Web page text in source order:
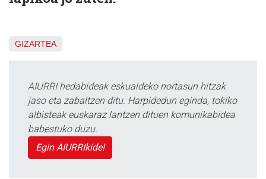
GIZARTEA
AIURRI hedabideak eskualdeko nortasun hitzak
jaso eta zabaltzen ditu. Harpidedun eginda, tokiko
albisteak euskaraz lantzen dituen komunikabidea
babestuko duzu.
Egin AIURRIkide!